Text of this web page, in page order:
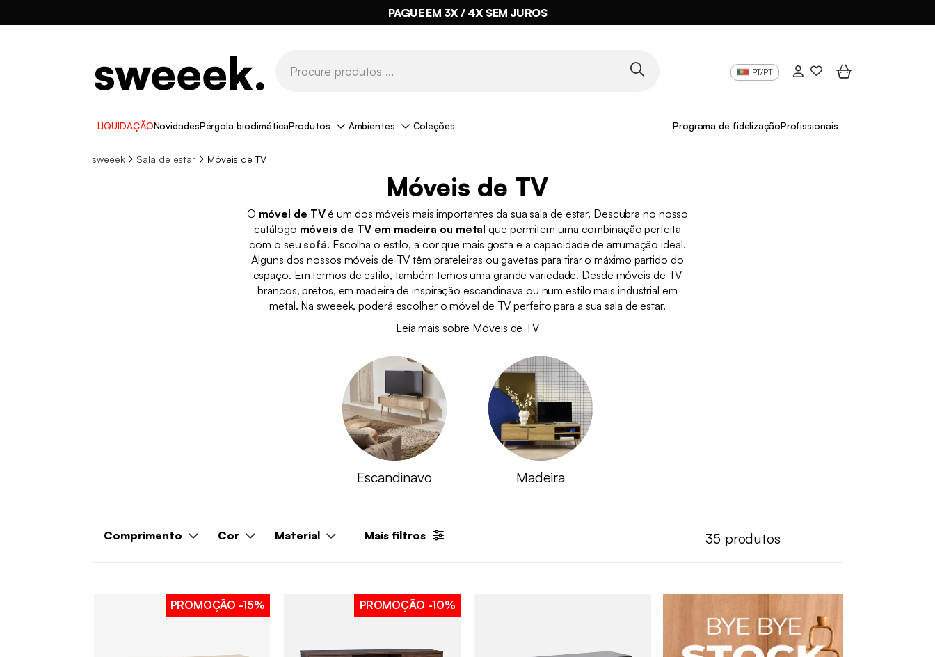
PAGUE EM 3X / 4X SEM JUROS
PT/PT
LIQUIDAÇÃONovidadesPérgola bioclimáticaProdutos Ambientes Coleções Programa de fidelizaçãoProfissionais
sweeek Sala de estar Móveis de TV
Móveis de TV
O móvel de TVé um dos móveis mais importantes da sua sala de estar. Descubra no nosso
catálogo móveis de TV em madeira ou metal que permitem uma combinação perfeita
com o seu sofá. Escolha o estilo, a cor que mais gosta e a capacidade de arrumação ideal.
Alguns dos nossos móveis de TV têm prateleiras ou gavetas para tirar o máximo partido do
espaço. Em termos de estilo, também temos uma grande variedade. Desde móveis de TV
brancos, pretos, em madeira de inspiração escandinava ou num estilo mais industrial em
metal. Na sweeek, poderá escolher o móvel de TV perfeito para a sua sala de estar.
Leia mais sobre Móveis de TV
Escandinavo Madeira
Comprimento Cor Material Mais filtros 35 produtos
PROMOÇÃO -15% PROMOÇÃO -10%